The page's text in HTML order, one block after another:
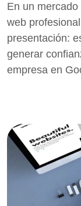
En un
web
presentación:
generar
empresa en